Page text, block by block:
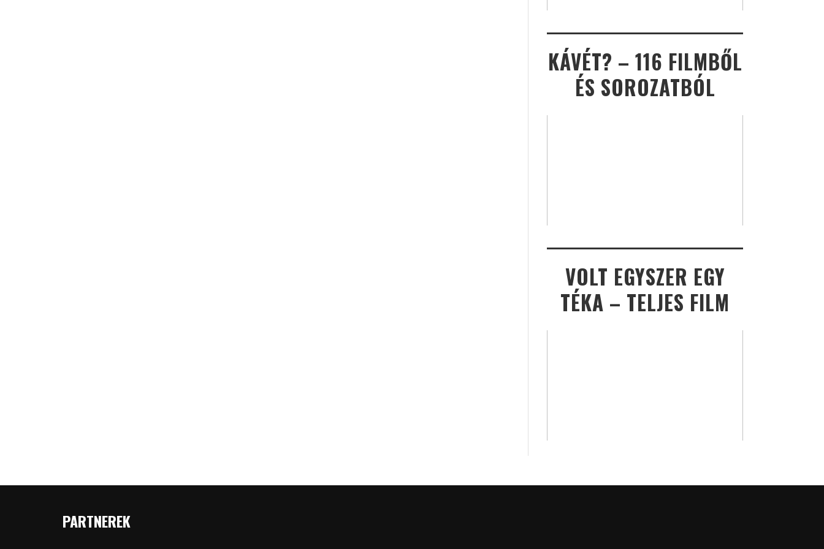
KÁVÉT? – 116 FILMBŐL
ÉS SOROZATBÓL
VOLT EGYSZER EGY
TÉKA – TELJES FILM
PARTNEREK